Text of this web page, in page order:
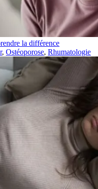
la différence
,Ostéoporose,Rhumatologie